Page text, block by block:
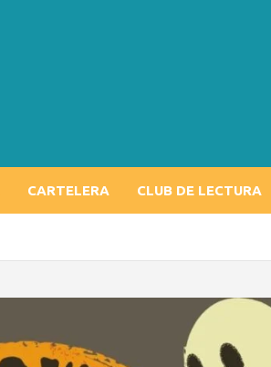
CARTELERA CLUB DE LECTURA